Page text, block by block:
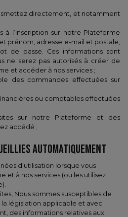
directement, et notamment
à l’inscription sur notre Plateforme
prénom, adresse e-mail et postale,
de passe. Ces informations sont
ne serez pas autorisés à créer de
et accéder à nos services ;
des commandes effectuées sur
ou comptables effectuées
sur notre Plateforme et des
accédé ;
AUTOMATIQUEMENT
d’utilisation lorsque vous
et à nos services (ou les utilisez
Nous sommes susceptibles de
législation applicable et avec
des informations relatives aux